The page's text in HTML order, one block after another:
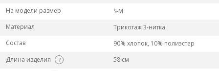
На модели размер
S-M
Материал
Трикотаж 3-нитка
Состав
90% хлопок, 10% полиэстер
Длина изделия
?
58 см